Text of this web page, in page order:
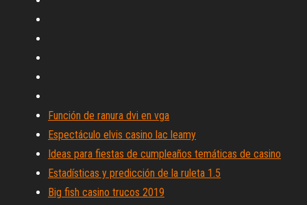
Función de ranura dvi en vga
Espectáculo elvis casino lac leamy
Ideas para fiestas de cumpleaños temáticas de casino
Estadísticas y predicción de la ruleta 1.5
Big fish casino trucos 2019